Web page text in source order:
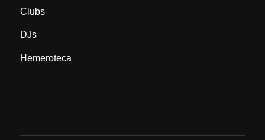
Clubs
DJs
Hemeroteca